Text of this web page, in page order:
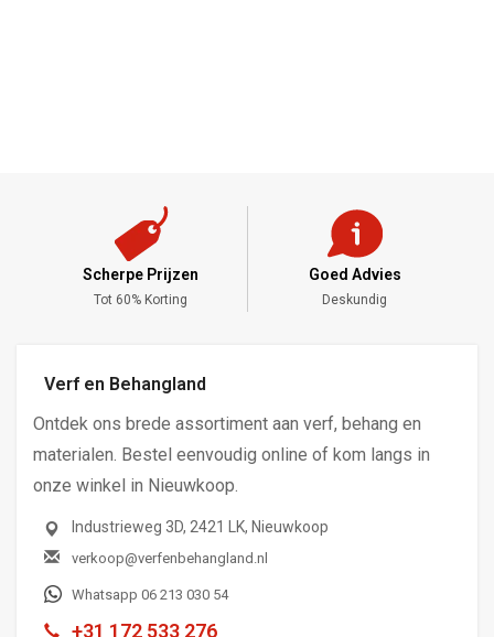
Scherpe Prijzen
Tot 60% Korting
Goed Advies
Deskundig
Verf en Behangland
Ontdek ons brede assortiment aan verf, behang en
materialen. Bestel eenvoudig online of kom langs in
onze winkel in Nieuwkoop.
Industrieweg 3D, 2421 LK, Nieuwkoop
verkoop@verfenbehangland.nl
Whatsapp 06 213 030 54
+31 172 533 276